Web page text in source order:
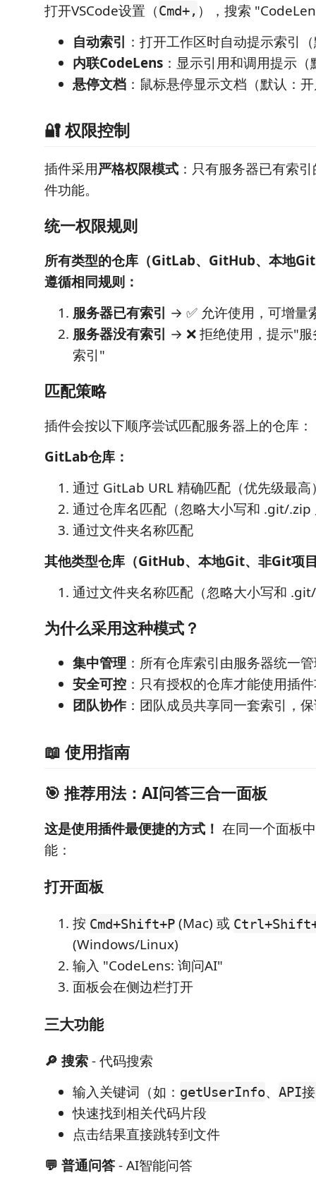
打开VSCode设置（Cmd+, ），搜索
自动索引 ：打开工作区时自动提示索引
内联CodeLens ：显示引用和调用提示
悬停文档 ：鼠标悬停显示文档（默认：
🔐 权限控制
插件采用严格权限模式 ：只有服务器已有索
件功能。
统一权限规则
所有类型的仓库（GitLab、GitHub、本地
遵循相同规则：
服务器已有索引 → ✅ 允许使用，可增量
服务器没有索引 → ❌ 拒绝使用，提示"
索引"
匹配策略
插件会按以下顺序尝试匹配服务器上的仓库：
GitLab仓库：
通过 GitLab URL 精确匹配（优先级最高
通过仓库名匹配（忽略大小写和 .git/.zip
通过文件夹名称匹配
其他类型仓库（GitHub、本地Git、非Git项
通过文件夹名称匹配（忽略大小写和
为什么采用这种模式？
集中管理 ：所有仓库索引由服务器统一
安全可控 ：只有授权的仓库才能使用插
团队协作：团队成员共享同一套索引，
📖 使用指南
🎯 推荐用法：AI问答三合一面板
这是使用插件最便捷的方式！ 在同一个面板
能：
打开面板
按 Cmd+Shift+P (Mac) 或
(Windows/Linux)
输入 "CodeLens: 询问AI"
面板会在侧边栏打开
三大功能
🔎 搜索- 代码搜索
输入关键词（如： getUserInfo、 API
快速找到相关代码片段
点击结果直接跳转到文件
💬 普通问答- AI智能问答